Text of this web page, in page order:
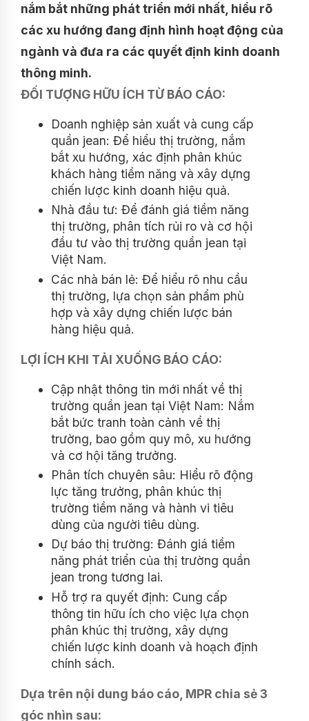
nắm bắt những phát triển mới nhất, hiểu rõ
các xu hướng đang định hình hoạt động của
ngành và đưa ra các quyết định kinh doanh
thông minh.
ĐỐI TƯỢNG HỮU ÍCH TỪ BÁO CÁO:
Doanh nghiệp sản xuất và cung cấp
quần jean: Để hiểu thị trường, nắm
bắt xu hướng, xác định phân khúc
khách hàng tiềm năng và xây dựng
chiến lược kinh doanh hiệu quả.
Nhà đầu tư: Để đánh giá tiềm năng
thị trường, phân tích rủi ro và cơ hội
đầu tư vào thị trường quần jean tại
Việt Nam.
Các nhà bán lẻ: Để hiểu rõ nhu cầu
thị trường, lựa chọn sản phẩm phù
hợp và xây dựng chiến lược bán
hàng hiệu quả.
LỢI ÍCH KHI TẢI XUỐNG BÁO CÁO:
Cập nhật thông tin mới nhất về thị
trường quần jean tại Việt Nam: Nắm
bắt bức tranh toàn cảnh về thị
trường, bao gồm quy mô, xu hướng
và cơ hội tăng trưởng.
Phân tích chuyên sâu: Hiểu rõ động
lực tăng trưởng, phân khúc thị
trường tiềm năng và hành vi tiêu
dùng của người tiêu dùng.
Dự báo thị trường: Đánh giá tiềm
năng phát triển của thị trường quần
jean trong tương lai.
Hỗ trợ ra quyết định: Cung cấp
thông tin hữu ích cho việc lựa chọn
phân khúc thị trường, xây dựng
chiến lược kinh doanh và hoạch định
chính sách.
Dựa trên nội dung báo cáo, MPR chia sẻ 3
góc nhìn sau: